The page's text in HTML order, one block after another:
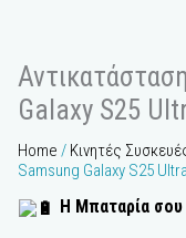
Galaxy S25
Home / Κινητές
Samsung Galaxy S25 Ultra
Η Μπαταρία σου